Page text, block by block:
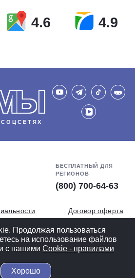
4.6 4.9
БЕСПЛАТНЫЙ ДЛЯ
РЕГИОНОВ
(800) 700-64-63
Договор оферта
данных
СОУТ
Полная версия
Продолжая пользоваться
на использование файлов
с нашими Cookiе - правилами
Хорошо